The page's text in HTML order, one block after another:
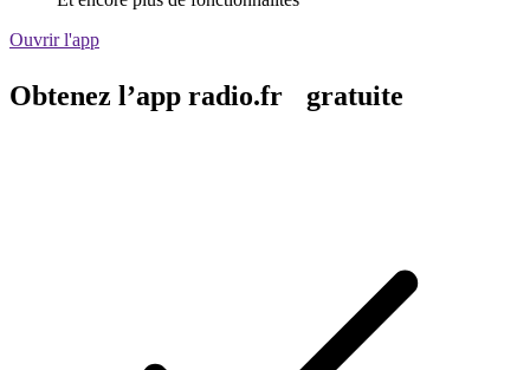
Ouvrir l'app
Obtenez l’app radio.fr gratuite